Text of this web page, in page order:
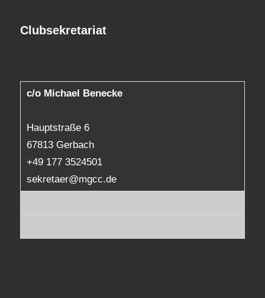
Clubsekretariat
c/o Michael Benecke
Hauptstraße 6
67813 Gerbach
+49 177 3524501
sekretaer@mgcc.de